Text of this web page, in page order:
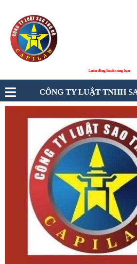
Luôn đồng hành cùng bạn
CÔNG TY LUẬT TNHH